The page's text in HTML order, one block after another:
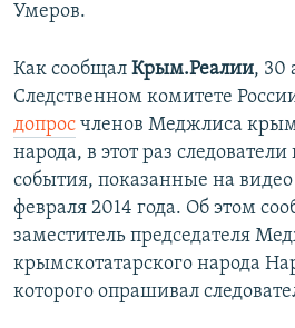
Умеров.
Как сообщал Крым.Реалии, 30
Следственном комитете
допрос членов Меджлиса
народа, в этот раз
события, показанные на
февраля 2014 года. Об этом
заместитель председателя
крымскотатарского народа
которого опрашивал